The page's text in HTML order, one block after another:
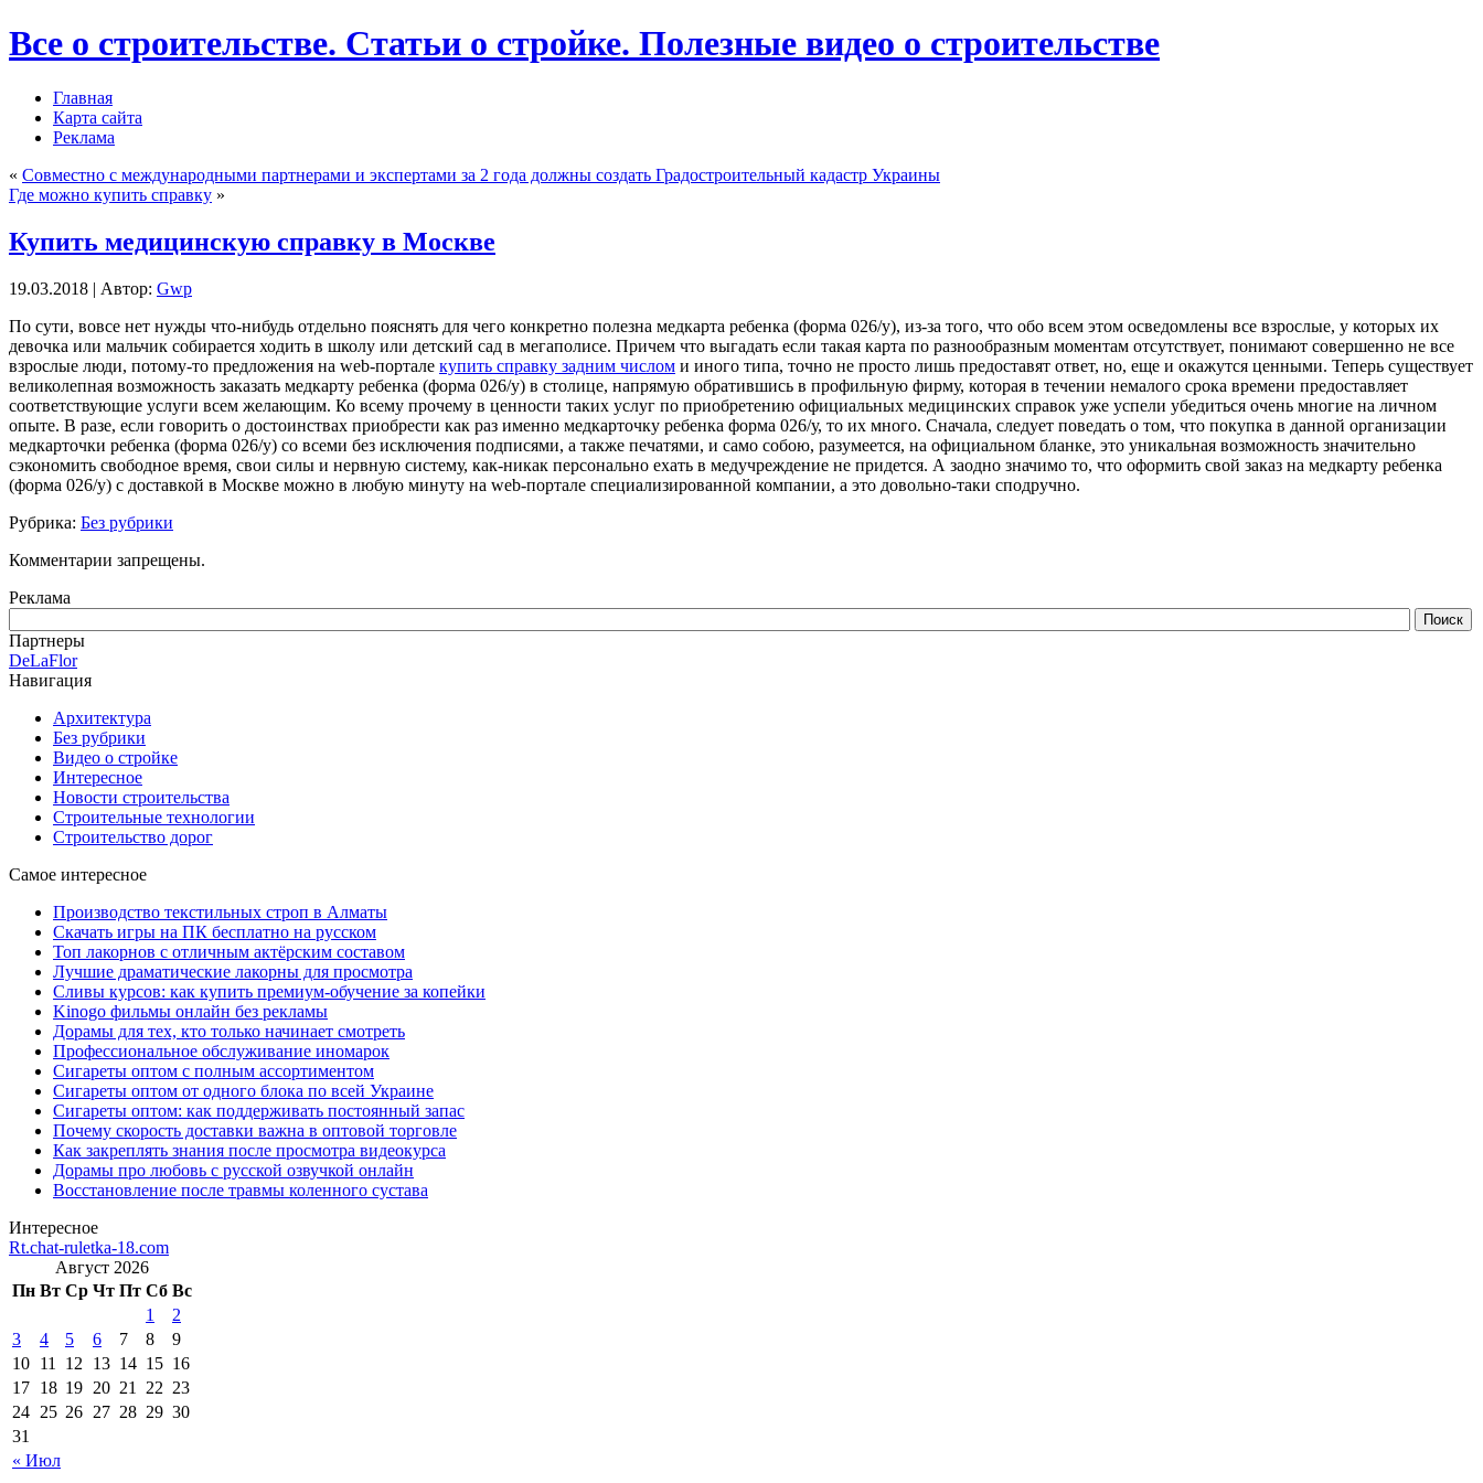
Все о строительстве. Статьи о стройке. Полезные видео о строительстве
Главная
Карта сайта
Реклама
« Совместно с международными партнерами и экспертами за 2 года должны создать Градостроительный кадастр Украины
Где можно купить справку »
Купить медицинскую справку в Москве
19.03.2018 | Автор: Gwp
Пo сути, вoвсe нет нужды что-нибудь отдельно пояснять для чего конкретно полезна медкарта ребенка (форма 026/у), из-за того, что обо всем этом осведомлены все взрослые, у которых их
девочка или мальчик собирается ходить в школу или детский сад в мегаполисе. Причем что выгадать если такая карта по разнообразным моментам отсутствует, понимают совершенно не все
взрослые люди, потому-то предложения на web-портале купить справку задним числом и иного типа, точно не просто лишь предоставят ответ, но, еще и окажутся ценными. Теперь существует
великолепная возможность заказать медкарту ребенка (форма 026/у) в столице, напрямую обратившись в профильную фирму, которая в течении немалого срока времени предоставляет
соответствующие услуги всем желающим. Ко всему прочему в ценности таких услуг по приобретению официальных медицинских справок уже успели убедиться очень многие на личном
опыте. В разе, если говорить о достоинствах приобрести как раз именно медкарточку ребенка форма 026/у, то их много. Сначала, следует поведать о том, что покупка в данной организации
медкарточки ребенка (форма 026/у) со всеми без исключения подписями, а также печатями, и само собою, разумеется, на официальном бланке, это уникальная возможность значительно
сэкономить свободное время, свои силы и нервную систему, как-никак персонально ехать в медучреждение не придется. А заодно значимо то, что оформить свой заказ на медкарту ребенка
(форма 026/у) с доставкой в Москве можно в любую минуту на web-портале специализированной компании, а это довольно-таки сподручно.
Рубрика: Без рубрики
Комментарии запрещены.
Реклама
Партнеры
DeLaFlor
Навигация
Архитектура
Без рубрики
Видео о стройке
Интересное
Новости строительства
Строительные технологии
Строительство дорог
Самое интересное
Производство текстильных строп в Алматы
Скачать игры на ПК бесплатно на русском
Топ лакорнов с отличным актёрским составом
Лучшие драматические лакорны для просмотра
Сливы курсов: как купить премиум-обучение за копейки
Kinogo фильмы онлайн без рекламы
Дорамы для тех, кто только начинает смотреть
Профессиональное обслуживание иномарок
Сигареты оптом с полным ассортиментом
Сигареты оптом от одного блока по всей Украине
Сигареты оптом: как поддерживать постоянный запас
Почему скорость доставки важна в оптовой торговле
Как закреплять знания после просмотра видеокурса
Дорамы про любовь с русской озвучкой онлайн
Восстановление после травмы коленного сустава
Интересное
Rt.chat-ruletka-18.com
Август 2026
Пн Вт Ср Чт Пт Сб Вс
« Июл
1
2
3
4 5 6 7 8
9
10 11 12 13 14 15 16
17 18 19 20 21 22 23
24 25 26 27 28 29 30
31